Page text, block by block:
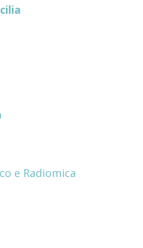
e Radiomica